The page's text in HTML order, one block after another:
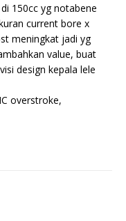
150cc yg notabene
current bore x
meningkat jadi yg
value, buat
design kepala lele
overstroke,